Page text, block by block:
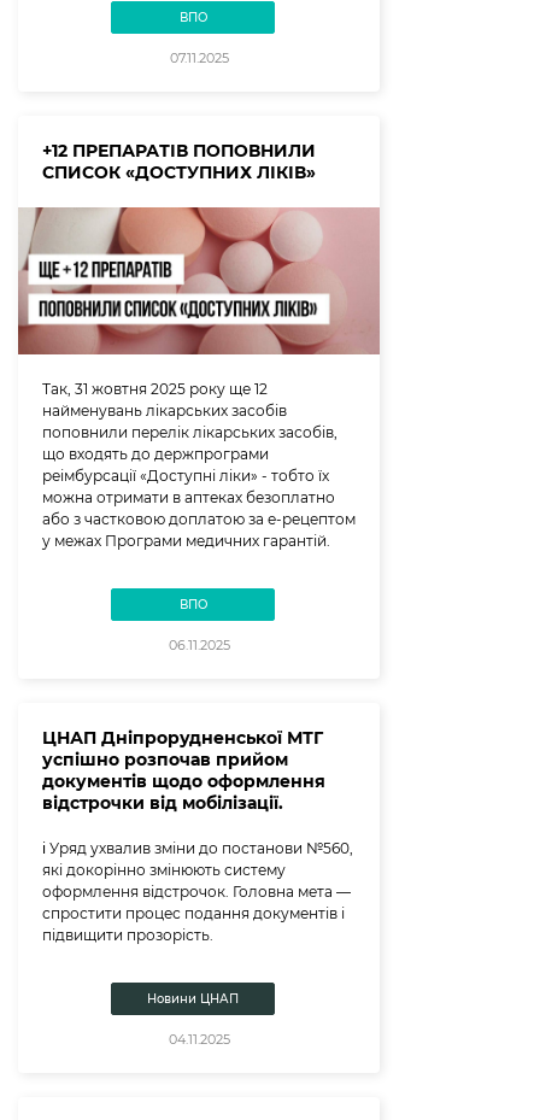
ВПО
07.11.2025
+12 ПРЕПАРАТІВ ПОПОВНИЛИ
СПИСОК «ДОСТУПНИХ ЛІКІВ»
Так, 31 жовтня 2025 року ще 12
найменувань лікарських засобів
поповнили перелік лікарських засобів,
що входять до держпрограми
реімбурсації «Доступні ліки» - тобто їх
можна отримати в аптеках безоплатно
або з частковою доплатою за е-рецептом
у межах Програми медичних гарантій.
ВПО
06.11.2025
ЦНАП Дніпрорудненської МТГ
успішно розпочав прийом
документів щодо оформлення
відстрочки від мобілізації.
ℹ️ Уряд ухвалив зміни до постанови №560,
які докорінно змінюють систему
оформлення відстрочок. Головна мета —
спростити процес подання документів і
підвищити прозорість.
Новини ЦНАП
04.11.2025